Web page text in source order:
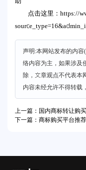
点击这里： https://
声明:本网站发布的内
络内容为主，如果涉及
除，文章观点不代表本
内容未经允许不得转载
上一篇：国内商标转让购
下一篇：商标购买平台推